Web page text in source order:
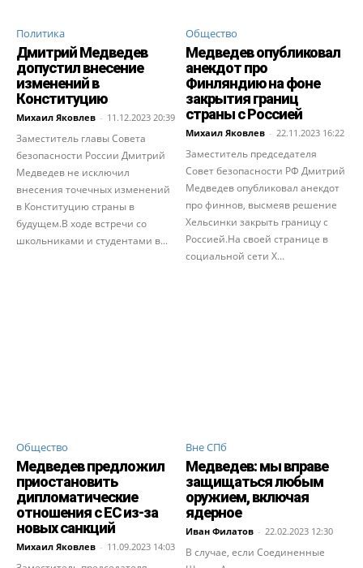
Политика
Дмитрий Медведев
допустил внесение
изменений в
Конституцию
Михаил Яковлев - 11.12.2023 20:39
Заместитель главы Совета
безопасности России Дмитрий
Медведев не исключил
внесения точечных изменений
в Конституцию страны в
будущем.В ходе встречи со
школьниками и студентами в...
Общество
Медведев опубликовал
анекдот про
Финляндию на фоне
закрытия границ
страны с Россией
Михаил Яковлев - 22.11.2023 16:22
Заместитель председателя
Совет безопасности РФ Дмитрий
Медведев опубликовал анекдот
про финнов, высмеяв решение
Хельсинки закрыть границу с
Россией.На своей странице в
социальной сети X...
Общество
Медведев предложил
приостановить
дипломатические
отношения с ЕС из-за
новых санкций
Михаил Яковлев - 11.09.2023 14:03
Вне СПб
Медведев: мы вправе
защищаться любым
оружием, включая
ядерное
Иван Филатов - 22.02.2023 12:30
В случае, если Соединенные